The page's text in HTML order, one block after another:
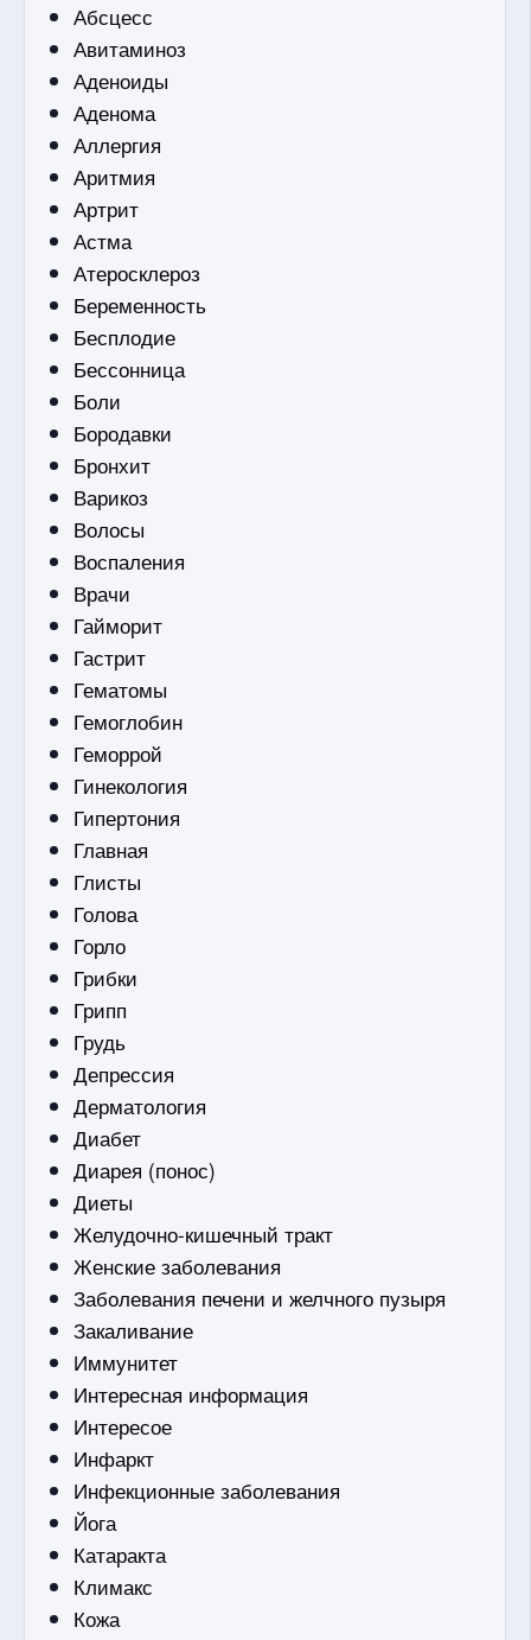
Абсцесс
Авитаминоз
Аденоиды
Аденома
Аллергия
Аритмия
Артрит
Астма
Атеросклероз
Беременность
Бесплодие
Бессонница
Боли
Бородавки
Бронхит
Варикоз
Волосы
Воспаления
Врачи
Гайморит
Гастрит
Гематомы
Гемоглобин
Геморрой
Гинекология
Гипертония
Главная
Глисты
Голова
Горло
Грибки
Грипп
Грудь
Депрессия
Дерматология
Диабет
Диарея (понос)
Диеты
Желудочно-кишечный тракт
Женские заболевания
Заболевания печени и желчного пузыря
Закаливание
Иммунитет
Интересная информация
Интересое
Инфаркт
Инфекционные заболевания
Йога
Катаракта
Климакс
Кожа